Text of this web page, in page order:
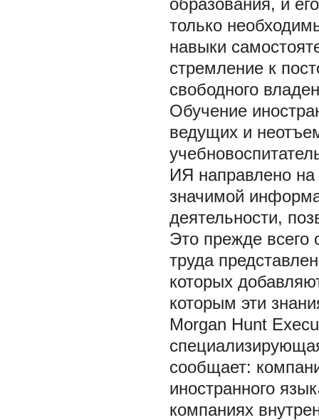
образования, и
только
навыки
стремление к
свободного
Обучение
ведущих и
ИЯ направлено
значимой
деятельности,
Это прежде всего
труда
которых
которым эти
Morgan Hunt
сообщает:
иностранного
компаниях